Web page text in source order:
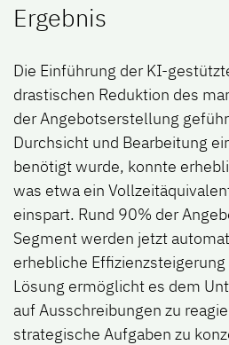
Ergebnis
Die Einführung der KI-
drastischen Reduktion des
der Angebotserstellung
Durchsicht und Bearbeitung
benötigt wurde, konnte
was etwa ein
einspart. Rund 90% der
Segment werden jetzt
erhebliche
Lösung ermöglicht es dem
auf Ausschreibungen zu
strategische Aufgaben zu